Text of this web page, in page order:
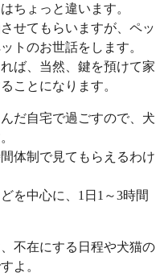
ちょっと違います。
せてもらいますが、ペッ
トのお世話をします。
ば、当然、鍵を預けて家
ことになります。
だ自宅で過ごすので、犬
体制で見てもらえるわけ
を中心に、1日1～3時間
不在にする日程や犬猫の
よ。